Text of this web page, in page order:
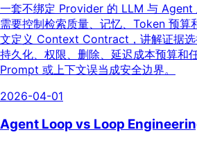
一套不绑定 Provider 的 LLM 与 Agent
需要控制检索质量、记忆、Token 预算
文定义 Context Contract，讲解证据选
持久化、权限、删除、延迟成本预算和
Prompt 或上下文误当成安全边界。
2026-04-01
Agent Loop vs Loop